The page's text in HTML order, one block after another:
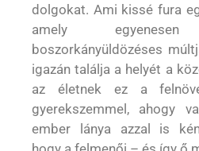
dolgokat. Ami kissé fura
amely
boszorkányüldözéses
igazán találja a helyét a
az életnek ez a
gyerekszemmel, ahogy
ember lánya azzal is